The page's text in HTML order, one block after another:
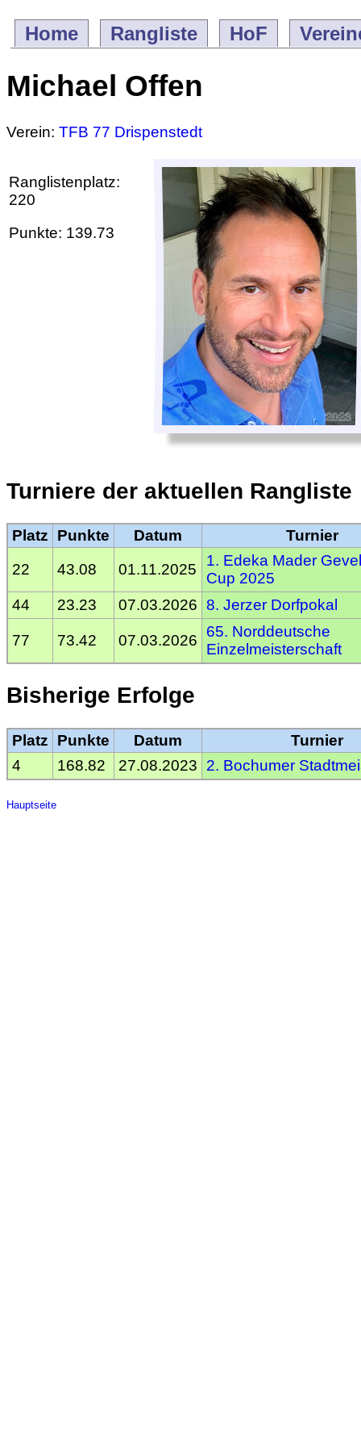
Home Rangliste HoF
Michael Offen
Verein: TFB 77 Drispenstedt
Ranglistenplatz:
220
Punkte: 139.73
Turniere der aktuellen Rangliste
Platz Punkte Datum
Turnier
22
43.08 01.11.2025
1. Edeka Mader
Cup 2025
44
23.23 07.03.2026 8. Jerzer Dorfpokal
77 73.42 07.03.2026
65. Norddeutsche
Einzelmeisterschaft
Bisherige Erfolge
Platz Punkte Datum
Turnier
4
168.82 27.08.2023 2. Bochumer
Hauptseite